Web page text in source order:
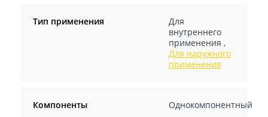
Тип применения
Для
внутреннего
применения ,
Для наружного
применения
Компоненты Однокомпонентный